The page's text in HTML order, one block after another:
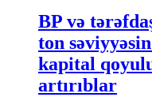
BP və
ton
kapital
artırıblar